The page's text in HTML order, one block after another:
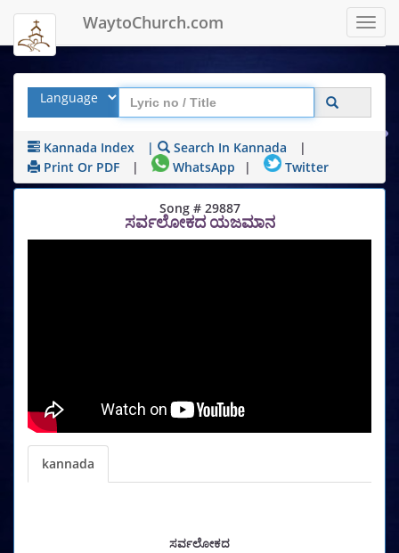
WaytoChurch.com
Kannada Index | Search In Kannada
|
Print Or PDF
| WhatsApp | Twitter
Song # 29887
ಸರ್ವಲೋಕದ ಯಜಮಾನ
kannada
ಸರ್ವಲೋಕದ